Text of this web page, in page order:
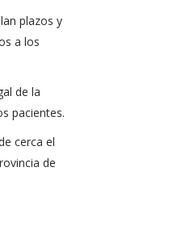
plazos y
a los
de la
pacientes.
cerca el
de